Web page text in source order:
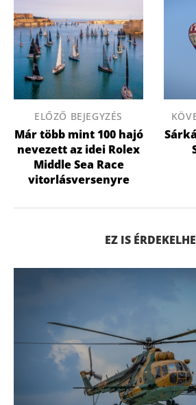
ELŐZŐ BEJEGYZÉS
Már több mint 100 hajó
nevezett az idei Rolex
Middle Sea Race
vitorlásversenyre
EZ IS